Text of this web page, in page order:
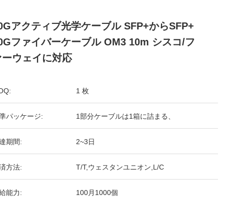
アクティブ光学ケーブル SFP+からSFP+
ファイバーケーブル OM3 10m シスコ/フ
ーウェイに対応
1 枚
パッケージ: 1部分ケーブルは1箱に詰まる、
期間: 2~3日
方法: T/T,ウェスタンユニオン,L/C
能力: 100月1000個